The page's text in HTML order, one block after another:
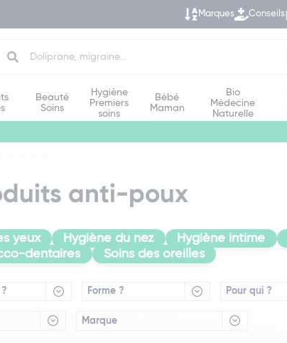
Marques Conseils
Beauté
Soins
Hygiène
Premiers
soins
Bébé
Maman
Bio
Médecine
Naturelle
anti-poux
yeux Hygiène du nez Hygiène intime
dentaires
Soins des oreilles
Forme ? Pour qui ?
Marque